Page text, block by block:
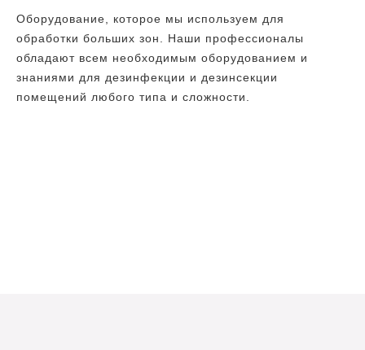
Оборудование, которое мы используем для
обработки больших зон. Наши профессионалы
обладают всем необходимым оборудованием и
знаниями для дезинфекции и дезинсекции
помещений любого типа и сложности.